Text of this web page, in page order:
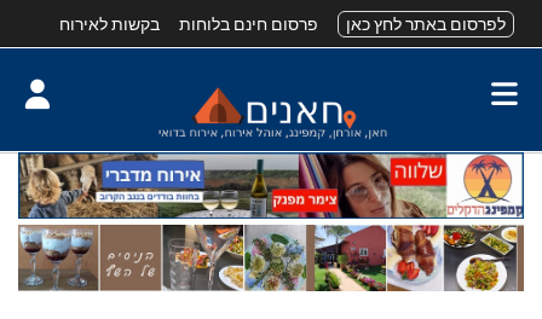
לפרסום באתר לחץ כאן פרסום חינם בלוחות בקשות לאירוח